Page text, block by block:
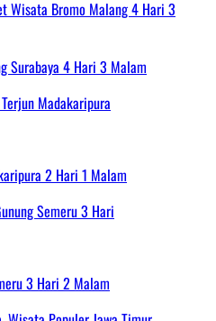
Wisata Bromo Malang 4 Hari 3
Surabaya 4 Hari 3 Malam
2 Hari 1 Malam
3 Hari 2 Malam